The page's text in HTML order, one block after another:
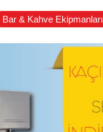
Bar & Kahve Ekipmanları